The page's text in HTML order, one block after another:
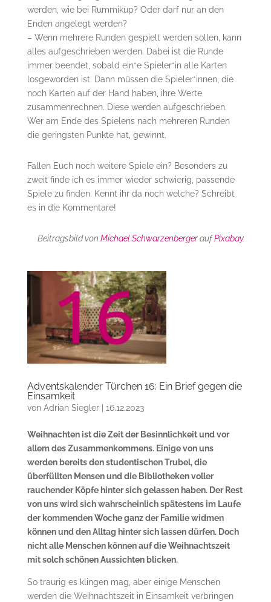
werden, wie bei Rummikup? Oder darf nur an den
Enden angelegt werden?
– Wenn mehrere Runden gespielt werden sollen, kann
alles aufgeschrieben werden. Dabei ist die Runde
immer beendet, sobald ein*e Spieler*in alle Karten
losgeworden ist. Dann müssen die Spieler*innen, die
noch Karten auf der Hand haben, ihre Werte
zusammenrechnen. Diese werden aufgeschrieben.
Wer am Ende des Spielens nach mehreren Runden
die geringsten Punkte hat, gewinnt.
Fallen Euch noch weitere Spiele ein? Besonders zu
zweit finde ich es immer wieder schwierig, passende
Spiele zu finden. Kennt ihr da noch welche? Schreibt
es in die Kommentare!
Beitragsbild vonMichael SchwarzenbergeraufPixabay
Adventskalender Türchen 16: Ein Brief gegen die
Einsamkeit
von Adrian Siegler| 16.12.2023
Weihnachten ist die Zeit der Besinnlichkeit und vor
allem des Zusammenkommens. Einige von uns
werden bereits den studentischen Trubel, die
überfüllten Mensen und die Bibliotheken voller
rauchender Köpfe hinter sich gelassen haben. Der Rest
von uns wird sich wahrscheinlich spätestens im Laufe
der kommenden Woche ganz der Familie widmen
können und den Alltag hinter sich lassen dürfen. Doch
nicht alle Menschen können auf die Weihnachtszeit
mit solch schönen Aussichten blicken.
So traurig es klingen mag, aber einige Menschen
werden die Weihnachtszeit in Einsamkeit verbringen